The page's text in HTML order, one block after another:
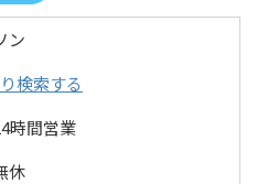
ン
検索する
時間営業
休